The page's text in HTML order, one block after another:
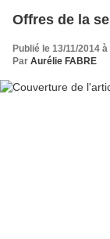
Offres de la
Publié le 13/11/2014 à
Par Aurélie FABRE